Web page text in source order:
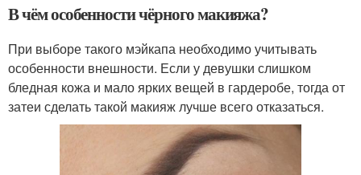
В чём особенности чёрного макияжа?
При выборе такого мэйкапа необходимо учитывать
особенности внешности. Если у девушки слишком
бледная кожа и мало ярких вещей в гардеробе, тогда от
затеи сделать такой макияж лучше всего отказаться.